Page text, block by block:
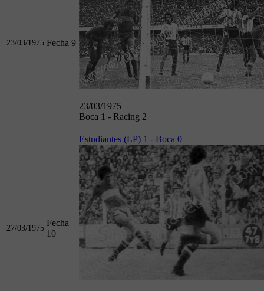
23/03/1975 Fecha 9
23/03/1975
Boca 1 - Racing 2
27/03/1975
Fecha
10
Estudiantes (LP) 1 - Boca 0